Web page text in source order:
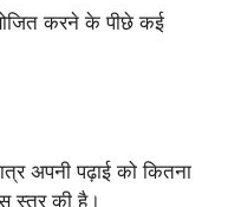
आयोजित करने के पीछे कई
अपनी पढ़ाई को कितना
स्तर की है।